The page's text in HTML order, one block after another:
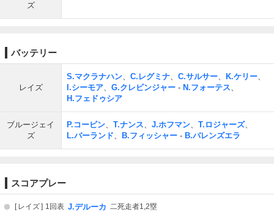
ズ
バッテリー
レイズ
S.マクラナハン、 C.レグミナ、 C.サルサー、 K.ケリー、
I.シーモア、 G.クレビンジャー - N.フォーテス、
H.フェドゥシア
ブルージェイ
ズ
P.コービン、 T.ナンス、 J.ホフマン、 T.ロジャーズ、
L.バーランド、 B.フィッシャー - B.バレンズエラ
スコアプレー
レイズ 1回表 J.デルーカ 二死走者1,2塁